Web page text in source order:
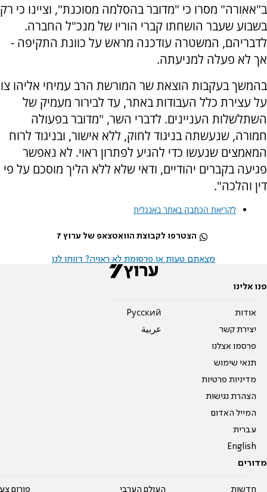
ב"אאורה" מסרו כי "מדובר בהסלמה מסוכנת", וציינו כי רק
בשבוע שעבר הושחתו קברי הוריו של מנכ"ל החברה.
לדבריהם, המשטרה עודכנה מראש על כוונת התקיפה -
אך לא פעלה למניעתה.
בהמשך בעקבות הוצאת שר המורשת הרב עמיחי אליהו צו
על עצירת כלל העבודות באתר, עד לבירור מעמיק של
השתלשלות העניינים. לדברי השר, "מדובר בפעולה
חמורה, שנעשתה בניגוד לחוק, ללא אישור, ובניגוד לרוח
המאמצים שנעשו כדי להגיע לפתרון ראוי. לא נאפשר
פגיעה בקברים יהודיים, ודאי שלא ללא הליך מוסכם על פי
דין והלכה".
לקריאת הכתבה באתר באנגלית
הצטרפו לקבוצת הוואטצאפ של ערוץ 7
מצאתם טעות או פרסומת לא ראויה? דווחו לנו
פנו אלינו
אודות
יצירת קשר
פרסמו אצלנו
תנאי שימוש
מדיניות פרטיות
הצהרת נגישות
המייל האדום
עברית
English
Pусский
عربية
מדורים
חדשות העולם הערבי פורום